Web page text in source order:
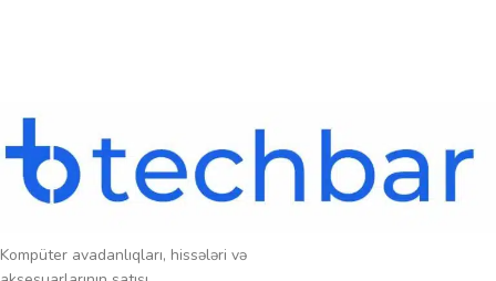
Kompüter avadanlıqları, hissələri və